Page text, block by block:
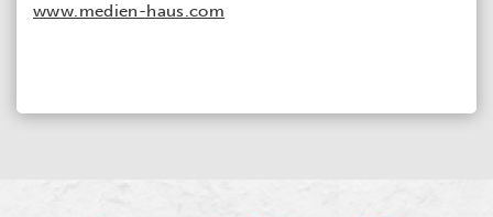
www.medien-haus.com